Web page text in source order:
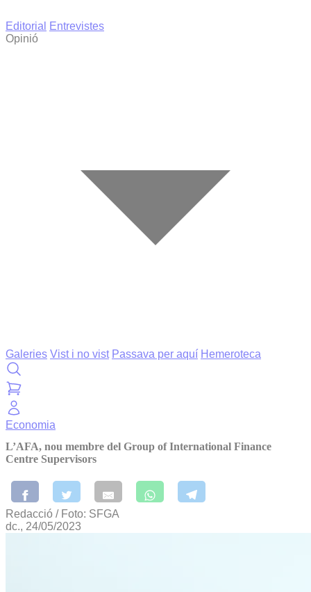
Editorial
Entrevistes
Opinió
Galeries Vist i no vist Passava per aquí Hemeroteca
Economia
L’AFA, nou membre del Group of International Finance
Centre Supervisors
Redacció / Foto: SFGA
dc., 24/05/2023